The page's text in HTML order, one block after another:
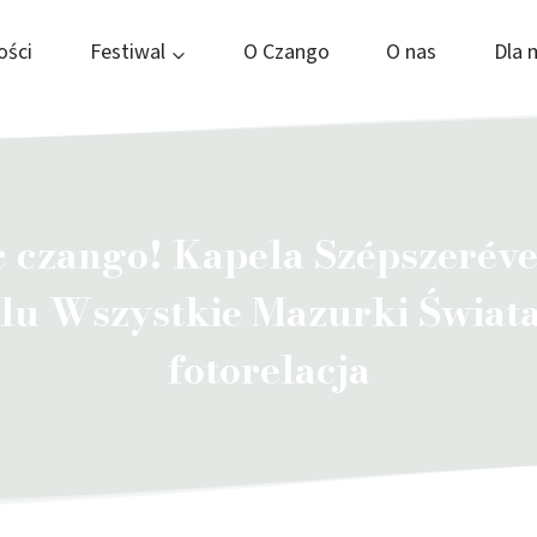
Festiwal O Czango O nas Dla
czango! Kapela
Wszystkie Mazurki Świata
fotorelacja